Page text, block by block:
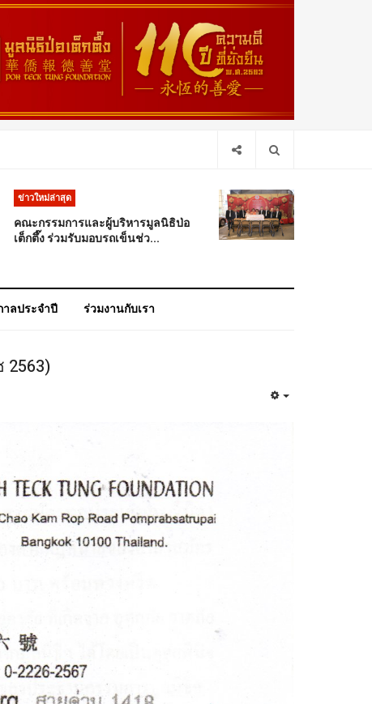
ข่าวใหม่ล่าสุด
คณะกรรมการและผู้บริหารมูลนิธิป่อ
เต็กตึ๊ง ร่วมรับมอบรถเข็นช่ว...
ลประจำปี ร่วมงานกับเรา
2563)